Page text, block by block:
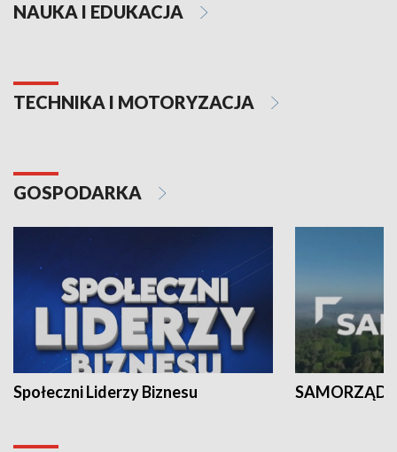
NAUKA I EDUKACJA
TECHNIKA I MOTORYZACJA
GOSPODARKA
Społeczni Liderzy Biznesu SAMORZĄD